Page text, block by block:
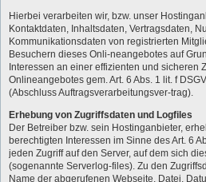
Hierbei verarbeiten wir, bzw. unser
Kontaktdaten, Inhaltsdaten, Vertragsdaten,
Kommunikationsdaten von registrierten
Besuchern dieses Onli-neangebotes auf
Interessen an einer effizienten und sicheren
Onlineangebotes gem. Art. 6 Abs. 1 lit. f
(Abschluss Auftragsverarbeitungsver-trag).
Erhebung von Zugriffsdaten und Logfiles
Der Betreiber bzw. sein Hostinganbieter,
berechtigten Interessen im Sinne des Art. 6
jeden Zugriff auf den Server, auf dem sich
(sogenannte Serverlog-files). Zu den
Name der abgerufenen Webseite, Datei,